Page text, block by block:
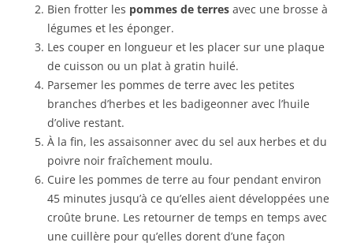
Bien frotter les pommes de terres avec une brosse à
légumes et les éponger.
Les couper en longueur et les placer sur une plaque
de cuisson ou un plat à gratin huilé.
Parsemer les pommes de terre avec les petites
branches d’herbes et les badigeonner avec l’huile
d’olive restant.
À la fin, les assaisonner avec du sel aux herbes et du
poivre noir fraîchement moulu.
Cuire les pommes de terre au four pendant environ
45 minutes jusqu’à ce qu’elles aient développées une
croûte brune. Les retourner de temps en temps avec
une cuillère pour qu’elles dorent d’une façon